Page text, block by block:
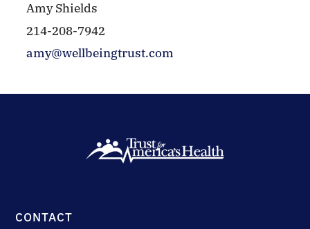
Amy Shields
214-208-7942
amy@wellbeingtrust.com
CONTACT